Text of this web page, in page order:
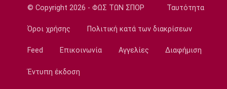
Αστέρας
© Copyright 2026 - ΦΩΣ ΤΩΝ ΣΠΟΡ Ταυτότητα
Όροι χρήσης Πολιτική κατά των διακρίσεων
Feed Επικοινωνία Αγγελίες Διαφήμιση
Έντυπη έκδοση